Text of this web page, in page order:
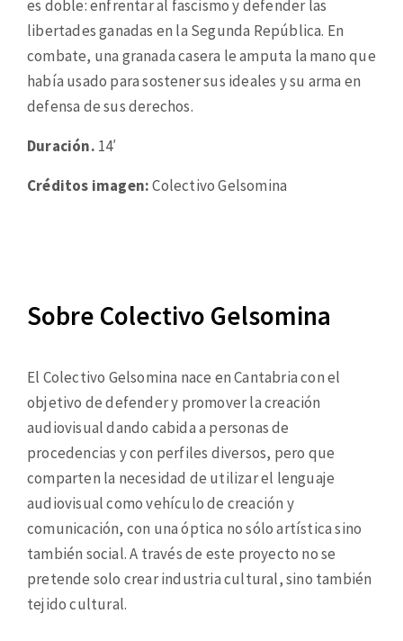
es doble: enfrentar al fascismo y defender las
libertades ganadas en la Segunda República. En
combate, una granada casera le amputa la mano que
había usado para sostener sus ideales y su arma en
defensa de sus derechos.
Duración. 14′
Créditos imagen:Colectivo Gelsomina
Sobre Colectivo Gelsomina
El Colectivo Gelsomina nace en Cantabria con el
objetivo de defender y promover la creación
audiovisual dando cabida a personas de
procedencias y con perfiles diversos, pero que
comparten la necesidad de utilizar el lenguaje
audiovisual como vehículo de creación y
comunicación, con una óptica no sólo artística sino
también social. A través de este proyecto no se
pretende solo crear industria cultural, sino también
tejido cultural.